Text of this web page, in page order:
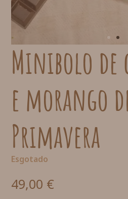
Minibolo de
e morango
Primavera
49,00 €
Esgotado